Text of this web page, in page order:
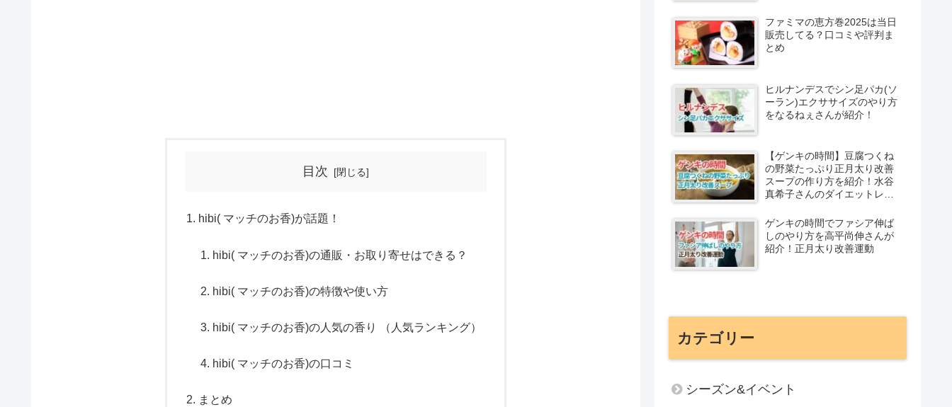
目次
hibi( マッチのお香)が話題！
hibi( マッチのお香)の通販・お取り寄せはできる？
hibi( マッチのお香)の特徴や使い方
hibi( マッチのお香)の人気の香り （人気ランキング）
hibi( マッチのお香)の口コミ
まとめ
ファミマの恵方巻2025は当日
販売してる？口コミや評判ま
とめ
ヒルナンデスでシン足パカ(ソ
ーラン)エクササイズのやり方
をなるねぇさんが紹介！
【ゲンキの時間】豆腐つくね
の野菜たっぷり正月太り改善
スープの作り方を紹介！水谷
真希子さんのダイエットレシ
ゲンキの時間でファシア伸ば
しのやり方を高平尚伸さんが
紹介！正月太り改善運動
カテゴリー
シーズン&イベント